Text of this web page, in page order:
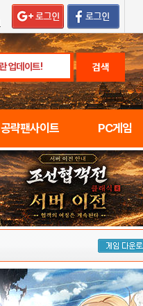
검색
공략팬사이트 PC게임